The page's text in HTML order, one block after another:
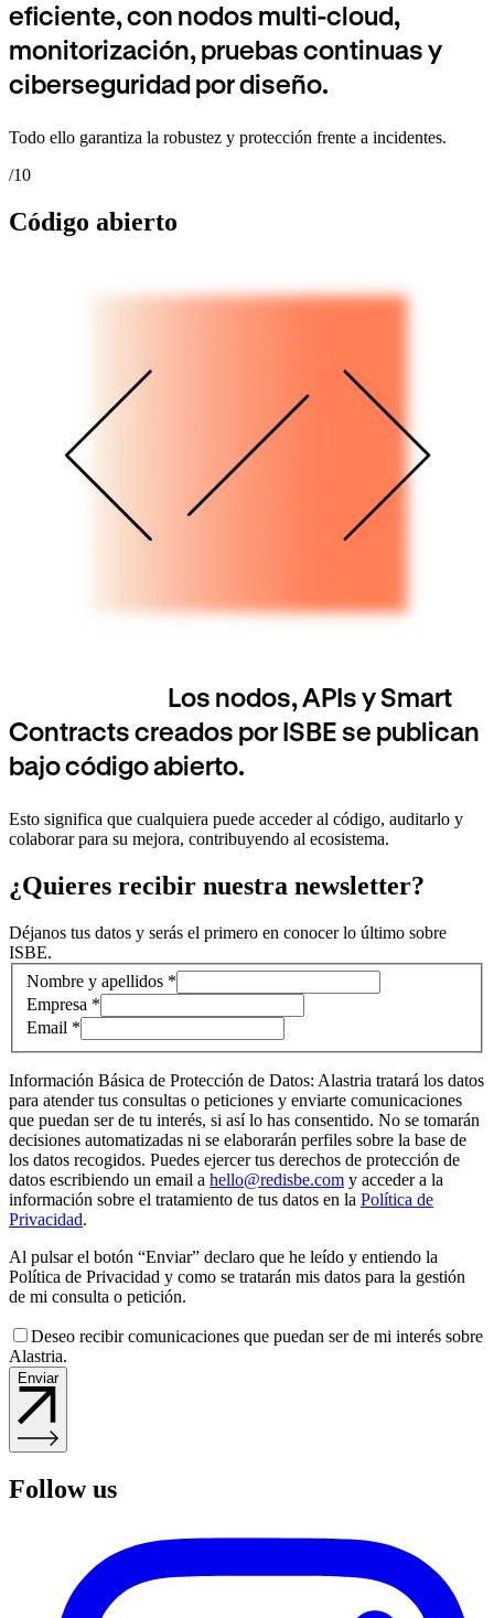
eficiente, con nodos multi-cloud,
monitorización, pruebas continuas y
ciberseguridad por diseño.
Todo ello garantiza la robustez y protección frente a incidentes.
/10
Código abierto
Los nodos, APIs y Smart
Contracts creados por ISBE se publican
bajo código abierto.
Esto significa que cualquiera puede acceder al código, auditarlo y
colaborar para su mejora, contribuyendo al ecosistema.
¿Quieres recibir nuestra newsletter?
Déjanos tus datos y serás el primero en conocer lo último sobre
ISBE.
Información de contacto
Nombre y apellidos *
Empresa *
Email *
Información Básica de Protección de Datos: Alastria tratará los datos
para atender tus consultas o peticiones y enviarte comunicaciones
que puedan ser de tu interés, si así lo has consentido. No se tomarán
decisiones automatizadas ni se elaborarán perfiles sobre la base de
los datos recogidos. Puedes ejercer tus derechos de protección de
datos escribiendo un email a hello@redisbe.com y acceder a la
información sobre el tratamiento de tus datos en la Política de
Privacidad.
Al pulsar el botón “Enviar” declaro que he leído y entiendo la
Política de Privacidad y como se tratarán mis datos para la gestión
de mi consulta o petición.
Deseo recibir comunicaciones que puedan ser de mi interés sobre
Alastria.
Enviar
Follow us